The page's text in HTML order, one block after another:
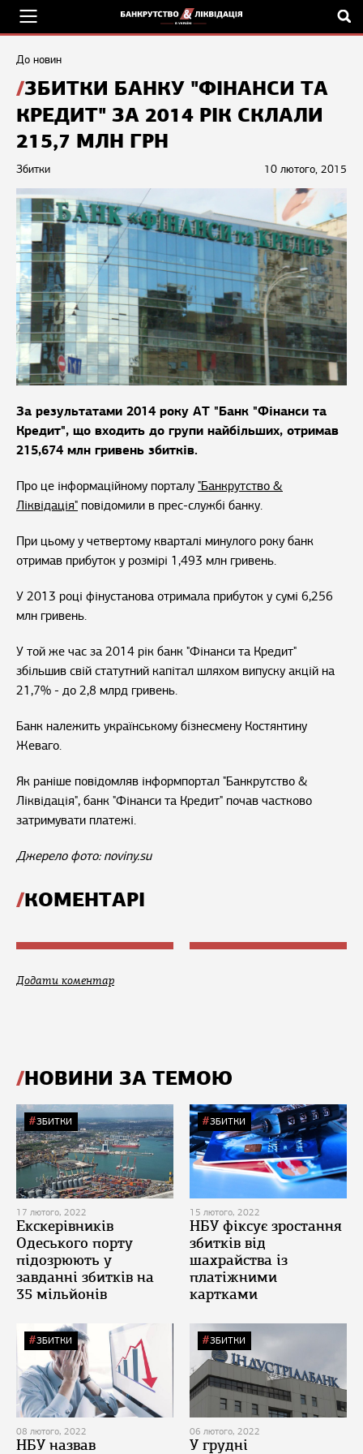
До новин
ЗБИТКИ БАНКУ "ФІНАНСИ ТА
КРЕДИТ" ЗА 2014 РІК СКЛАЛИ
215,7 МЛН ГРН
10 лютого, 2015
Збитки
За результатами 2014 року АТ "Банк "Фінанси та
Кредит", що входить до групи найбільших, отримав
215,674 млн гривень збитків.
Про це інформаційному порталу "Банкрутство &
Ліквідація" повідомили в прес-службі банку.
При цьому у четвертому кварталі минулого року банк
отримав прибуток у розмірі 1,493 млн гривень.
У 2013 році фінустанова отримала прибуток у сумі 6,256
млн гривень.
У той же час за 2014 рік банк "Фінанси та Кредит"
збільшив свій статутний капітал шляхом випуску акцій на
21,7% - до 2,8 млрд гривень.
Банк належить українському бізнесмену Костянтину
Жеваго.
Як раніше повідомляв інформпортал "Банкрутство &
Ліквідація", банк "Фінанси та Кредит" почав частково
затримувати платежі.
Джерело фото: noviny.su
КОМЕНТАРІ
Додати коментар
НОВИНИ ЗА ТЕМОЮ
ЗБИТКИ
17 лютого, 2022
Екскерівників
Одеського порту
підозрюють у
завданні збитків на
35 мільйонів
ЗБИТКИ
15 лютого, 2022
НБУ фіксує зростання
збитків від
шахрайства із
платіжними
картками
ЗБИТКИ
08 лютого, 2022
НБУ назвав
ЗБИТКИ
06 лютого, 2022
У грудні